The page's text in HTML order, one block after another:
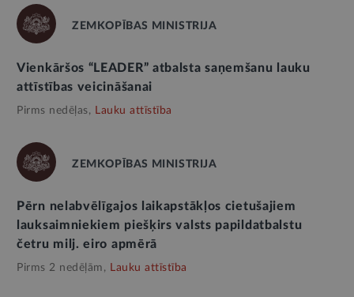
ZEMKOPĪBAS MINISTRIJA
Vienkāršos “LEADER” atbalsta saņemšanu lauku
attīstības veicināšanai
Pirms nedēļas, Lauku attīstība
ZEMKOPĪBAS MINISTRIJA
Pērn nelabvēlīgajos laikapstākļos cietušajiem
lauksaimniekiem piešķirs valsts papildatbalstu
četru milj. eiro apmērā
Pirms 2 nedēļām, Lauku attīstība